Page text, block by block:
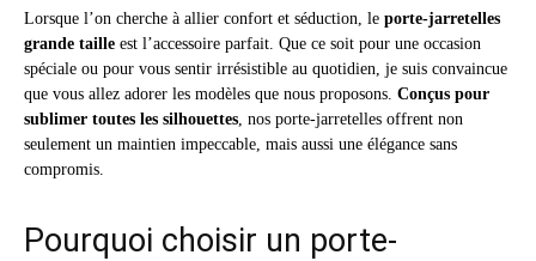
Lorsque l’on cherche à allier confort et séduction, le porte-jarretelles
grande taille est l’accessoire parfait. Que ce soit pour une occasion
spéciale ou pour vous sentir irrésistible au quotidien, je suis convaincue
que vous allez adorer les modèles que nous proposons. Conçus pour
sublimer toutes les silhouettes, nos porte-jarretelles offrent non
seulement un maintien impeccable, mais aussi une élégance sans
compromis.
Pourquoi choisir un porte-